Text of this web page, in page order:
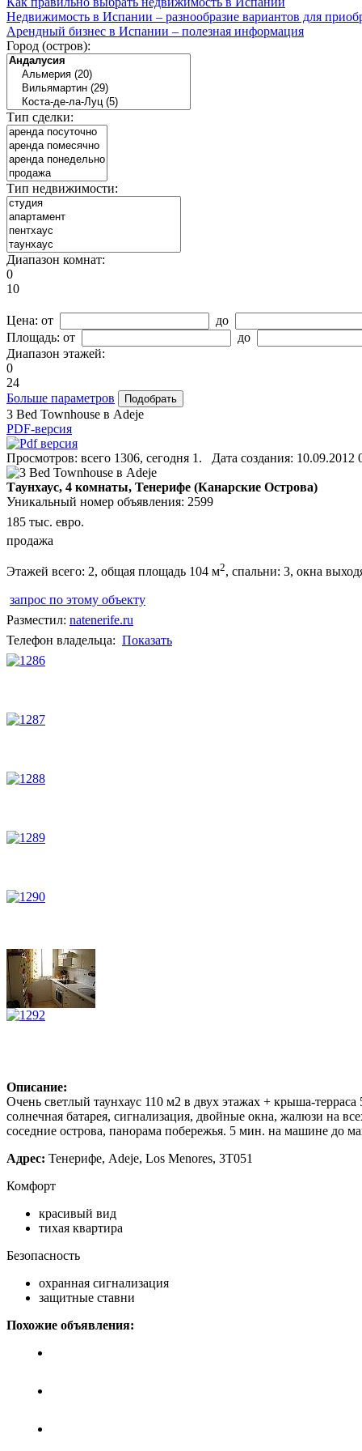
Недвижимость в Испании – разнообразие вариантов для
Арендный бизнес в Испании – полезная информация
Город (остров):
Тип сделки:
Тип недвижимости:
Диапазон комнат:
0
10
Цена: от до
Площадь: от
до
Диапазон этажей:
0
24
Больше параметров
3 Bed Townhouse в Adeje
PDF-версия
Просмотров: всего 1306, сегодня 1. Дата создания: 10.09.2012
Таунхаус, 4 комнаты, Тенерифе (Канарские Острова)
Уникальный номер объявления: 2599
185 тыс. евро.
продажа
Этажей всего: 2, общая площадь 104 м2, спальни: 3, окна
запрос по этому объекту
Разместил: natenerife.ru
Телефон владельца: Показать
Описание:
Очень светлый таунхаус 110 м2 в двух этажах + крыша-
солнечная батарея, сигнализация, двойные окна, жалюзи на
соседние острова, панорама побережья. 5 мин. на машине до
Адрес: Тенерифе, Adeje, Los Menores, 3T051
Комфорт
красивый вид
тихая квартира
Безопасность
охранная сигнализация
защитные ставни
Похожие объявления: